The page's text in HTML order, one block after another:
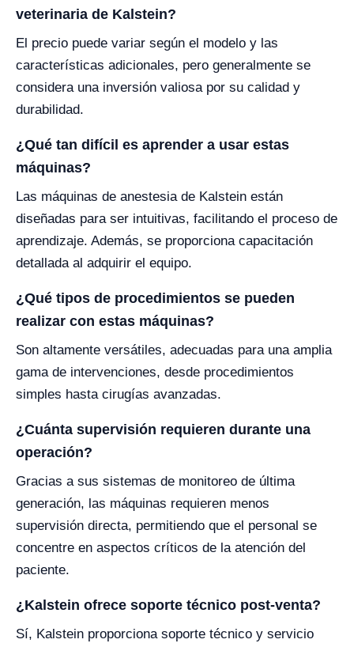
veterinaria de Kalstein?
El precio puede variar según el modelo y las
características adicionales, pero generalmente se
considera una inversión valiosa por su calidad y
durabilidad.
¿Qué tan difícil es aprender a usar estas
máquinas?
Las máquinas de anestesia de Kalstein están
diseñadas para ser intuitivas, facilitando el proceso de
aprendizaje. Además, se proporciona capacitación
detallada al adquirir el equipo.
¿Qué tipos de procedimientos se pueden
realizar con estas máquinas?
Son altamente versátiles, adecuadas para una amplia
gama de intervenciones, desde procedimientos
simples hasta cirugías avanzadas.
¿Cuánta supervisión requieren durante una
operación?
Gracias a sus sistemas de monitoreo de última
generación, las máquinas requieren menos
supervisión directa, permitiendo que el personal se
concentre en aspectos críticos de la atención del
paciente.
¿Kalstein ofrece soporte técnico post-venta?
Sí, Kalstein proporciona soporte técnico y servicio